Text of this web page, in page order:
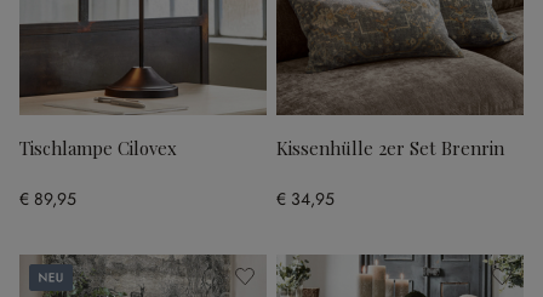
Tischlampe Cilovex
€ 89,95
Kissenhülle 2er Set Brenrin
€ 34,95
Neu